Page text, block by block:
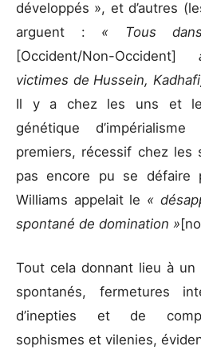
développés », et d’autres
arguent : « Tous
[Occident/Non-Occident]
victimes de Hussein,
Il y a chez les uns et
génétique
premiers, récessif chez les
pas encore pu se défaire
Williams appelait le «
spontané de domination »
Tout cela donnant lieu à
spontanés, fermetures
d’inepties et de
sophismes et vilenies,